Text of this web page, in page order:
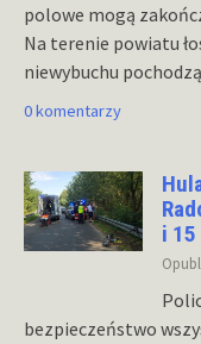
polowe mogą
Na terenie powiatu
niewybuchu
0 komentarzy
i
bezpieczeństwo